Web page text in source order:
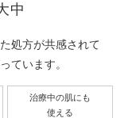
中
処方が共感されて
ています。
治療中の肌にも
使える